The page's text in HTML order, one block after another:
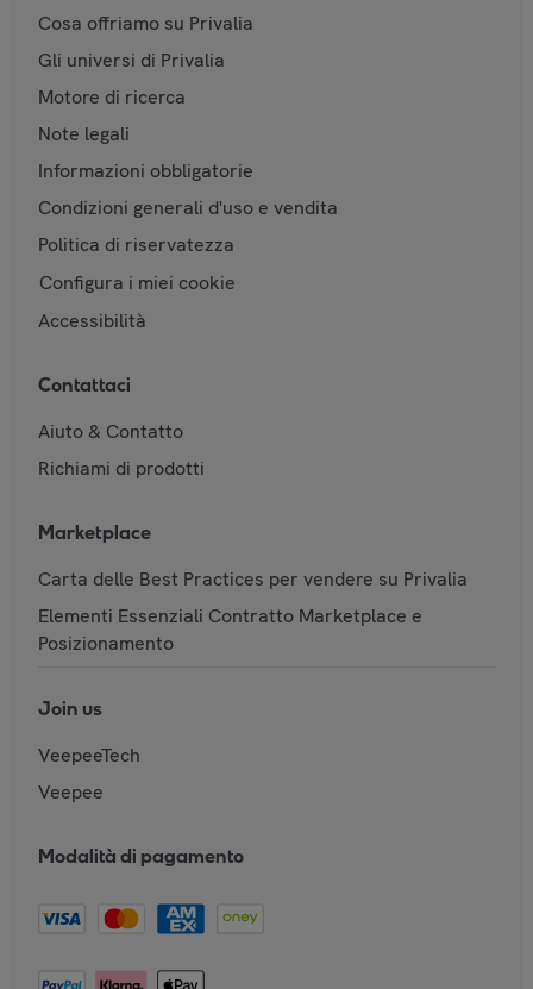
Cosa offriamo su Privalia
Gli universi di Privalia
Motore di ricerca
Note legali
Informazioni obbligatorie
Condizioni generali d'uso e vendita
Politica di riservatezza
Configura i miei cookie
Accessibilità
Contattaci
Aiuto & Contatto
Richiami di prodotti
Marketplace
Carta delle Best Practices per vendere su Privalia
Elementi Essenziali Contratto Marketplace e
Posizionamento
Join us
VeepeeTech
Veepee
Modalità di pagamento